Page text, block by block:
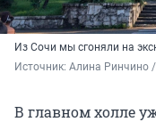
Из Сочи мы сгоняли на
Источник: Алина Ринчино /
В главном холле